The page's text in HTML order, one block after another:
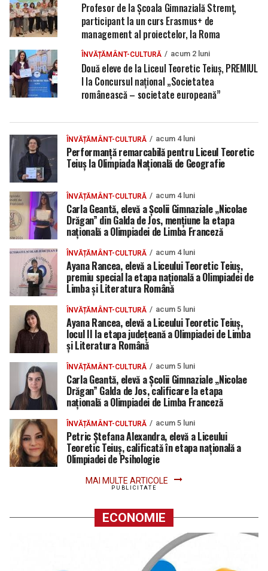
Profesor de la Școala Gimnazială Stremț,
participant la un curs Erasmus+ de
management al proiectelor, la Roma
ÎNVĂȚĂMÂNT-CULTURĂ acum 2 luni
Două eleve de la Liceul Teoretic Teiuș, PREMIUL
I la Concursul național „Societatea
românească – societate europeană”
ÎNVĂȚĂMÂNT-CULTURĂ acum 4 luni
Performanță remarcabilă pentru Liceul Teoretic
Teiuș la Olimpiada Națională de Geografie
ÎNVĂȚĂMÂNT-CULTURĂ acum 4 luni
Carla Geantă, elevă a Școlii Gimnaziale „Nicolae
Drăgan” din Galda de Jos, mențiune la etapa
națională a Olimpiadei de Limba Franceză
ÎNVĂȚĂMÂNT-CULTURĂ acum 4 luni
Ayana Rancea, elevă a Liceului Teoretic Teiuș,
premiu special la etapa națională a Olimpiadei de
Limba și Literatura Română
ÎNVĂȚĂMÂNT-CULTURĂ acum 5 luni
Ayana Rancea, elevă a Liceului Teoretic Teiuș,
locul II la etapa județeană a Olimpiadei de Limba
și Literatura Română
ÎNVĂȚĂMÂNT-CULTURĂ acum 5 luni
Carla Geantă, elevă a Școlii Gimnaziale „Nicolae
Drăgan” Galda de Jos, calificare la etapa
națională a Olimpiadei de Limba Franceză
ÎNVĂȚĂMÂNT-CULTURĂ acum 5 luni
Petric Ștefana Alexandra, elevă a Liceului
Teoretic Teiuș, calificată în etapa națională a
Olimpiadei de Psihologie
MAI MULTE ARTICOLE
PUBLICITATE
ECONOMIE